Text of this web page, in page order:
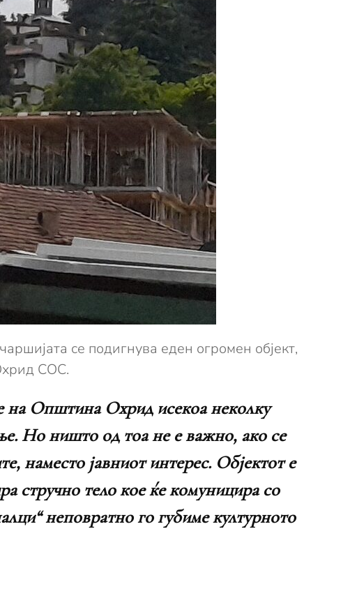
се подигнува еден огромен објект,
СОС.
на Општина Охрид исекоа неколку
Но ништо од тоа не е важно, ако се
наместо јавниот интерес. Објектот е
стручно тело кое ќе комуницира со
неповратно го губиме културното